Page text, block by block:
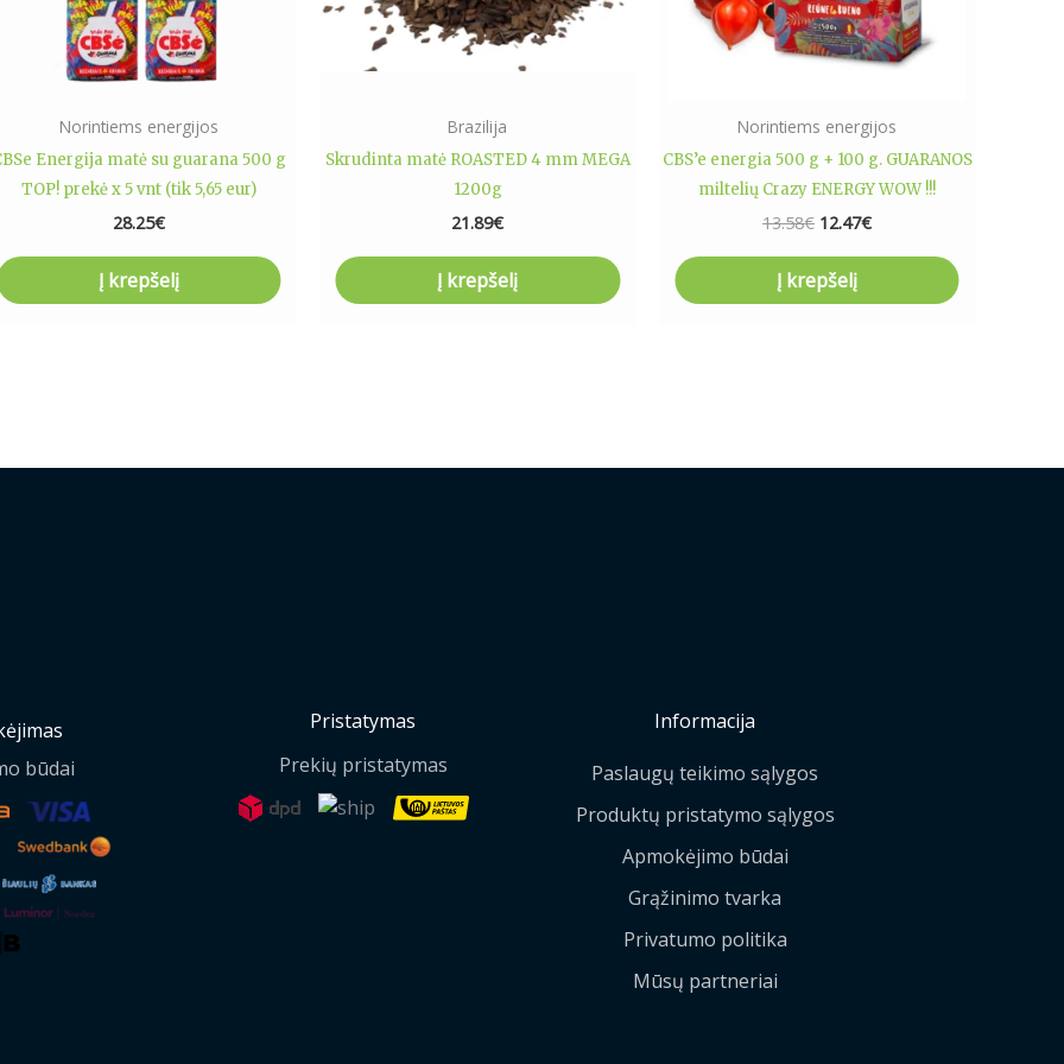
Norintiems energijos
Energija matė su guarana 500 g
TOP! prekė x 5 vnt (tik 5,65 eur)
28.25€
Į krepšelį
Brazilija
Skrudinta matė ROASTED 4 mm MEGA
1200g
21.89€
Į krepšelį
Norintiems energijos
CBS’e energia 500 g + 100 g. GUARANOS
miltelių Crazy ENERGY WOW !!!
13.58€ 12.47€
Į krepšelį
būdai
Pristatymas
Prekių pristatymas
Informacija
Paslaugų teikimo sąlygos
Produktų pristatymo sąlygos
Apmokėjimo būdai
Grąžinimo tvarka
Privatumo politika
Mūsų partneriai